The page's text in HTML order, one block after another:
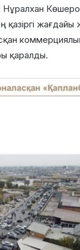
Нұралхан
қазіргі
қаралды.